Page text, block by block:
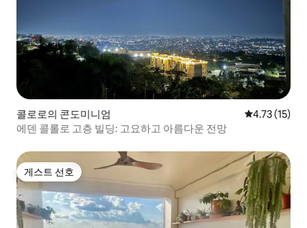
콜로로의 콘도미니엄 평점 4.73점
4.73 (15)
에덴 콜롤로 고층 빌딩: 고요하고 아름다운 전망
게스트 선호
게스트 선호